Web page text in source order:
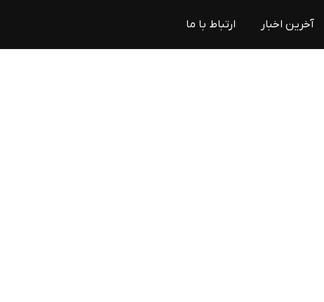
آخرین اخبار ارتباط با ما